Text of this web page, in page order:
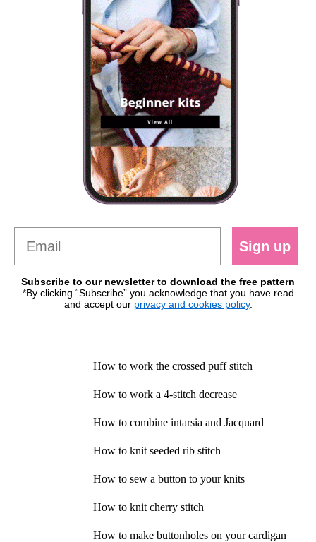
Sign up
Subscribe to our newsletter to download the free pattern
*By clicking “Subscribe” you acknowledge that you have read
and accept our privacy and cookies policy.
How to work the crossed puff stitch
How to work a 4-stitch decrease
How to combine intarsia and Jacquard
How to knit seeded rib stitch
How to sew a button to your knits
How to knit cherry stitch
How to make buttonholes on your cardigan